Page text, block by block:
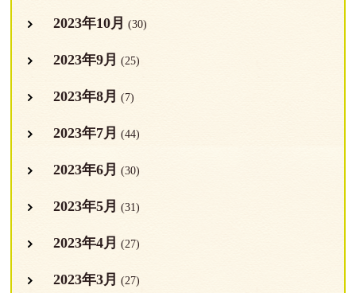
2023年10月 (30)
2023年9月 (25)
2023年8月 (7)
2023年7月 (44)
2023年6月 (30)
2023年5月 (31)
2023年4月 (27)
2023年3月 (27)